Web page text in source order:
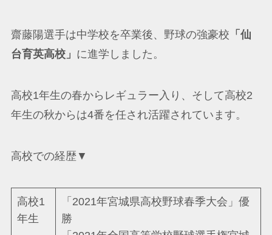
齋藤陽選手は中学校を卒業後、野球の強豪校 「仙
台育英高校」 に進学しました。
高校1年生の春からレギュラー入り、そして高校2
年生の秋からは4番を任され活躍されています。
高校での経歴▼
高校1
年生
「2021年宮城県高校野球春季大会」優
勝